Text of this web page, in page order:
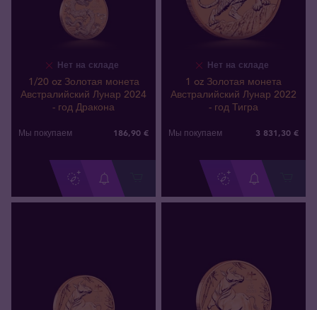
Нет на складе
1/20 oz Золотая монета
Австралийский Лунар 2024
- год Дракона
Мы покупаем 186,90 €
Нет на складе
1 oz Золотая монета
Австралийский Лунар 2022
- год Тигра
Мы покупаем 3 831,30 €